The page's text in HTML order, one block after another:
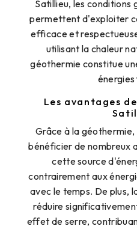
Satillieu, les conditions
permettent d'exploiter
efficace et
utilisant la chaleur
géothermie constitue
énergies
Les avantages
Grâce à la
bénéficier de nombreux
cette source
contrairement aux
avec le temps. De plus,
réduire
effet de serre,